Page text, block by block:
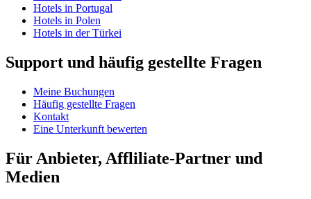
Hotels in Portugal
Hotels in Polen
Hotels in der Türkei
Support und häufig gestellte Fragen
Meine Buchungen
Häufig gestellte Fragen
Kontakt
Eine Unterkunft bewerten
Für Anbieter, Affliliate-Partner und
Medien